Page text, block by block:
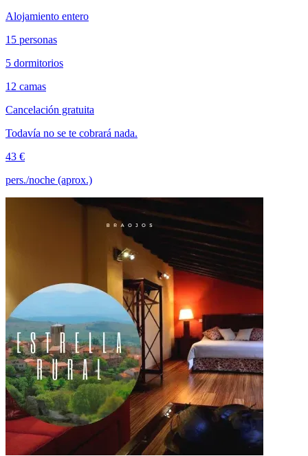
Alojamiento entero
15 personas
5 dormitorios
12 camas
Cancelación gratuita
Todavía no se te cobrará nada.
43 €
pers./noche (aprox.)